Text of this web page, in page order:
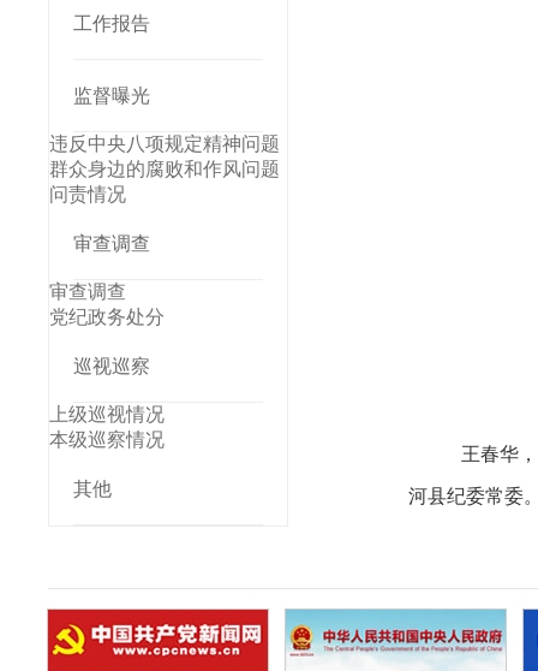
工作报告
监督曝光
违反中央八项规定精神问题
群众身边的腐败和作风问题
问责情况
审查调查
审查调查
党纪政务处分
巡视巡察
上级巡视情况
本级巡察情况
其他
王春华
河县纪委常委